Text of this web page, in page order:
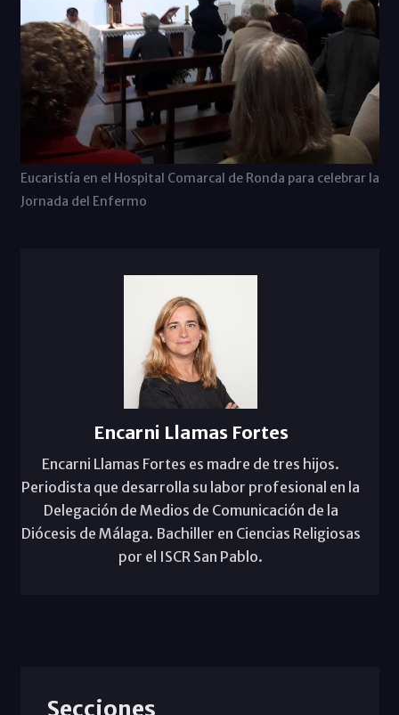
Eucaristía en el Hospital Comarcal de Ronda para celebrar la
Jornada del Enfermo
Encarni Llamas Fortes
Encarni Llamas Fortes es madre de tres hijos.
Periodista que desarrolla su labor profesional en la
Delegación de Medios de Comunicación de la
Diócesis de Málaga. Bachiller en Ciencias Religiosas
por el ISCR San Pablo.
Secciones